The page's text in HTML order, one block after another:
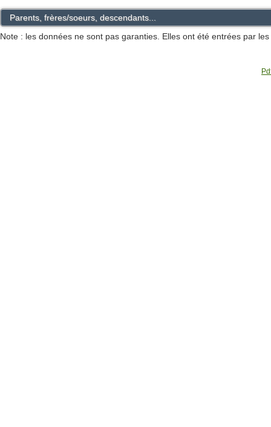
Parents, frères/soeurs, descendants...
Note : les données ne sont pas garanties. Elles ont été entrées par